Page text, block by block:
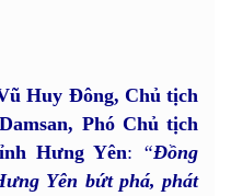
Huy Đông, Chủ tịch
Phó Chủ tịch
Hưng Yên: “Đồng
Yên bứt phá, phát